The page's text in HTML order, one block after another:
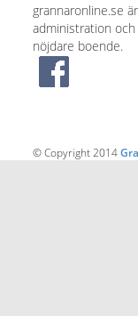
grannaronline.se
administration
nöjdare boende.
© Copyright 2014